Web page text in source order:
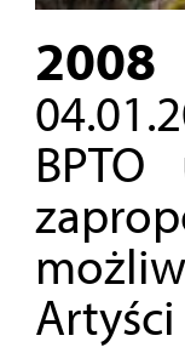
2008